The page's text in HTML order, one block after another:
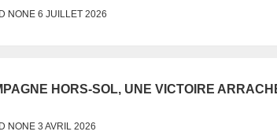
NONE 6 JUILLET 2026
HORS-SOL, UNE VICTOIRE
NONE 3 AVRIL 2026